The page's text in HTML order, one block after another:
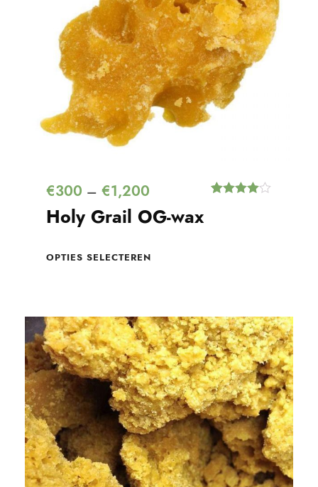
€300 – €1,200
Holy Grail OG-wax
OPTIES SELECTEREN